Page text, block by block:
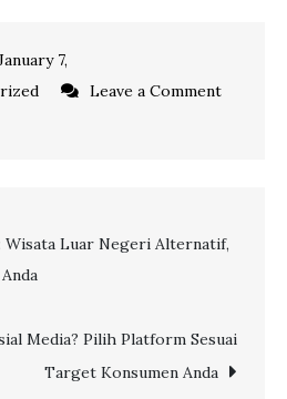
7,
Leave a Comment
Wisata Luar Negeri Alternatif,
Media? Pilih Platform Sesuai
Target Konsumen Anda